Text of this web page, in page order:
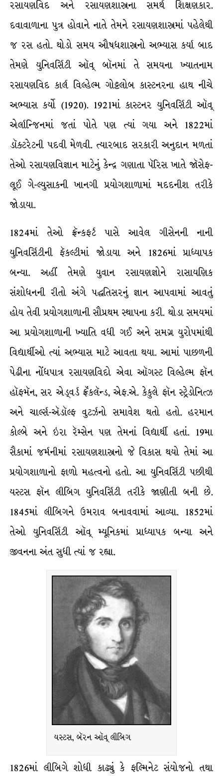
રસાયણવિદ અને રસાયણશાસ્ત્રના સમર્થ શિક્ષણકાર.
દવાવાળાના પુત્ર હોવાને નાતે તેમને રસાયણશાસ્ત્રમાં પહેલેથી
જ રસ હતો. થોડો સમય ઔષધશાસ્ત્રનો અભ્યાસ કર્યા બાદ
તેમણે યુનિવર્સિટી ઑવ્ બૉનમાં તે સમયના ખ્યાતનામ
રસાયણવિદ કાર્લ વિલ્હેલ્મ ગોટ્ટલોબ કાસ્ટનરના હાથ નીચે
અભ્યાસ કર્યો (1920). 1921માં કાસ્ટનર યુનિવર્સિટી ઑવ્
એર્લાન્જિનમાં જતાં પોતે પણ ત્યાં ગયા અને 1822માં
ડૉક્ટરેટની પદવી મેળવી. ત્યારબાદ સરકારી અનુદાન મળતાં
તેઓ રસાયણવિજ્ઞાન માટેનું કેન્દ્ર ગણાતા પૅરિસ ખાતે જૉસેફ-
લૂઈ ગે-લ્યુસાકની ખાનગી પ્રયોગશાળામાં મદદનીશ તરીકે
જોડાયા.
1824માં તેઓ ફ્રૅન્કફર્ટ પાસે આવેલ ગીસેનની નાની
યુનિવર્સિટીની ફૅકલ્ટીમાં જોડાયા અને 1826માં પ્રાધ્યાપક
બન્યા. અહીં તેમણે યુવાન રસાયણજ્ઞોને રાસાયણિક
સંશોધનની રીતો અંગે પદ્ધતિસરનું જ્ઞાન આપવામાં આવતું
હોય તેવી પ્રયોગશાળાની સૌપ્રથમ સ્થાપના કરી. થોડા સમયમાં
આ પ્રયોગશાળાની ખ્યાતિ વધી ગઈ અને સમગ્ર યુરોપમાંથી
વિદ્યાર્થીઓ ત્યાં અભ્યાસ માટે આવતા થયા. આમાં પાછળની
પેઢીના નોંધપાત્ર રસાયણવિદો એવા ઑગસ્ટ વિલ્હેલ્મ ફૉન
હૉફમૅન, સર એડ્વર્ડ ફ્રૅંકલૅન્ડ, એફ.એ. કેકુલે ફૉન સ્ટ્રેડોનિત્ઝ
અને ચાર્લ્સ-ઍડૉલ્ફ વુટર્ઝનો સમાવેશ થતો હતો. હરમાન
કોલ્બે અને ઇરા રૅમ્સેન પણ તેમનાં વિદ્યાર્થી હતાં. 19મા
સૈકામાં જર્મનીમાં રસાયણશાસ્ત્રનો જે વિકાસ થયો તેમાં આ
પ્રયોગશાળાનો ફાળો મહત્વનો હતો. આ યુનિવર્સિટી પછીથી
યસ્ટસ ફૉન લીબિગ યુનિવર્સિટી તરીકે જાણીતી બની છે.
1845માં લીબિગને ઉમરાવ બનાવવામાં આવ્યા. 1852માં
તેઓ યુનિવર્સિટી ઑવ્ મ્યૂનિકમાં પ્રાધ્યાપક બન્યા અને
જીવનના અંત સુધી ત્યાં જ રહ્યા.
યસ્ટસ, બૅરન ઑવ્ લીબિગ
1826માં લીબિગે શોધી કાઢ્યું કે ફલ્મિનેટ સંયોજનો તથા